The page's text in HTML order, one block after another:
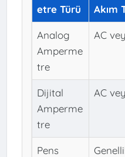
etre Türü
Akım
Analog
Amperme
tre
AC
Dijital
Amperme
tre
AC
Pens